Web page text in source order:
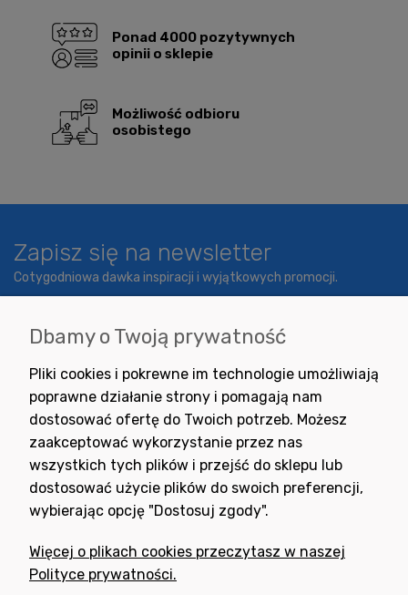
Ponad 4000 pozytywnych
opinii o sklepie
Możliwość odbioru
osobistego
Zapisz się na newsletter
Cotygodniowa dawka inspiracji i wyjątkowych promocji.
Wyrażam zgodę na otrzymywanie newslettera z inspiracjami,
nowościami i promocjami.
Potrzebujesz pomocy
+48 791 806 804
Dbamy o Twoją prywatność
Pliki cookies i pokrewne im technologie umożliwiają
poprawne działanie strony i pomagają nam
dostosować ofertę do Twoich potrzeb. Możesz
zaakceptować wykorzystanie przez nas
wszystkich tych plików i przejść do sklepu lub
dostosować użycie plików do swoich preferencji,
wybierając opcję "Dostosuj zgody".
Więcej o plikach cookies przeczytasz w naszej
Polityce prywatności.